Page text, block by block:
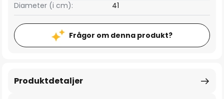
Diameter (i cm):
41
Frågor om denna produkt?
Produktdetaljer